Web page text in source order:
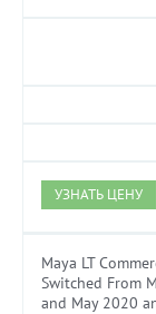
УЗНАТЬ ЦЕНУ
Maya LT
Switched From
and May 2020